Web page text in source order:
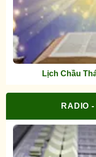
Lịch Chầu
RADIO